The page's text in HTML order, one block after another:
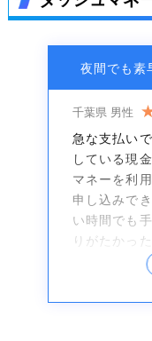
夜間でも素
千葉県 男性
急な支払い
している現
マネーを利
申し込みで
い時間でも
りがたかっ
ず、こちら
てくれたの
金率も想像